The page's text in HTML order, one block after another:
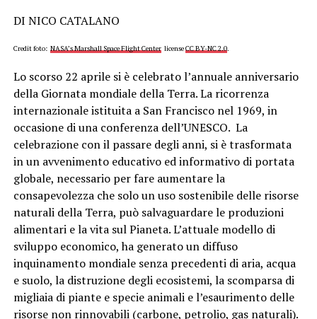
DI NICO CATALANO
Credit foto: NASA’s Marshall Space Flight CenterlicenseCC BY-NC 2.0.
Lo scorso 22 aprile si è celebrato l’annuale anniversario
della Giornata mondiale della Terra. La ricorrenza
internazionale istituita a San Francisco nel 1969, in
occasione di una conferenza dell’UNESCO. La
celebrazione con il passare degli anni, si è trasformata
in un avvenimento educativo ed informativo di portata
globale, necessario per fare aumentare la
consapevolezza che solo un uso sostenibile delle risorse
naturali della Terra, può salvaguardare le produzioni
alimentari e la vita sul Pianeta. L’attuale modello di
sviluppo economico, ha generato un diffuso
inquinamento mondiale senza precedenti di aria, acqua
e suolo, la distruzione degli ecosistemi, la scomparsa di
migliaia di piante e specie animali e l’esaurimento delle
risorse non rinnovabili (carbone, petrolio, gas naturali).